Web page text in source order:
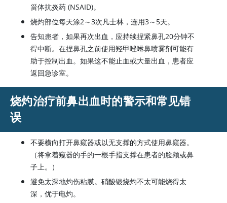
甾体抗炎药 (NSAID)。
烧灼部位每天涂2～3次凡士林，连用3～5天。
告知患者，如果再次出血，应持续捏紧鼻孔20分钟不
得中断。在捏鼻孔之前使用羟甲唑啉鼻喷雾剂可能有
助于控制出血。如果这不能止血或大量出血，患者应
返回急诊室。
烧灼治疗前鼻出血时的警示和常见错
误
不要横向打开鼻窥器或以无支撑的方式使用鼻窥器。
（将拿着窥器的手的一根手指支撑在患者的脸颊或鼻
子上。）
避免太深地灼伤粘膜。硝酸银烧灼不太可能烧得太
深，优于电灼。